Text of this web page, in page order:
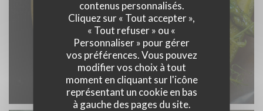
contenus personnalisés.
Cliquez sur « Tout accepter »,
« Tout refuser » ou «
Personnaliser » pour gérer
vos préférences. Vous pouvez
modifier vos choix à tout
moment en cliquant sur l'icône
représentant un cookie en bas
à gauche des pages du site.